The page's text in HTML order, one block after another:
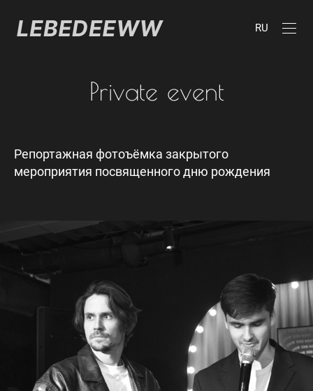
RU
Private event
Репортажная фотоъёмка закрытого
мероприятия посвященного дню рождения